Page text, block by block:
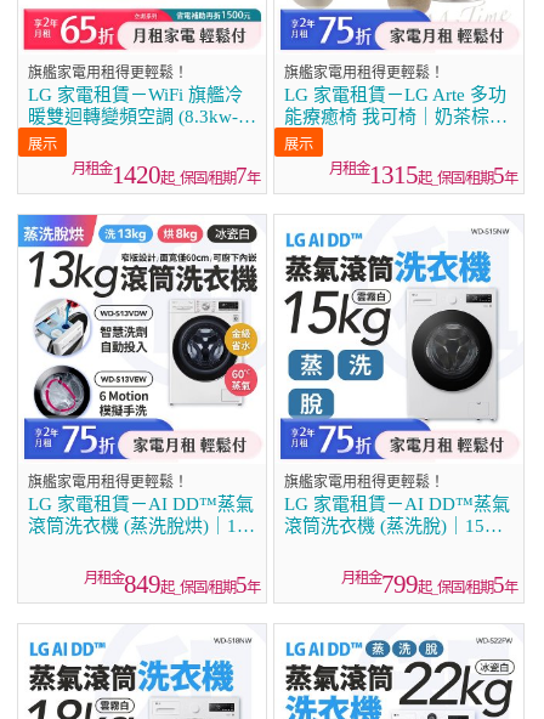
旗艦家電用租得更輕鬆！
LG 家電租賃－WiFi 旗艦冷
暖雙迴轉變頻空調 (8.3kw-
9.3kw)
1420起_保固/租期7年
旗艦家電用租得更輕鬆！
LG 家電租賃－LG Arte 多功
能療癒椅 我可椅｜奶茶棕
MH21RRY / 奶油白
MH21BBY
1315起_保固/租期5年
旗艦家電用租得更輕鬆！
LG 家電租賃－AI DD™蒸氣
滾筒洗衣機 (蒸洗脫烘)｜13
849起_保固/租期5年
旗艦家電用租得更輕鬆！
LG 家電租賃－AI DD™蒸氣
滾筒洗衣機 (蒸洗脫)｜15公
799起_保固/租期5年